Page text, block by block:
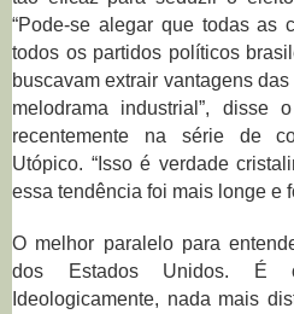
“Pode-se alegar que todas as
todos os partidos políticos
buscavam extrair vantagens
melodrama industrial”, disse
recentemente na série de
Utópico. “Isso é verdade
essa tendência foi mais longe e
O melhor paralelo para
dos Estados Unidos. É
Ideologicamente, nada mais